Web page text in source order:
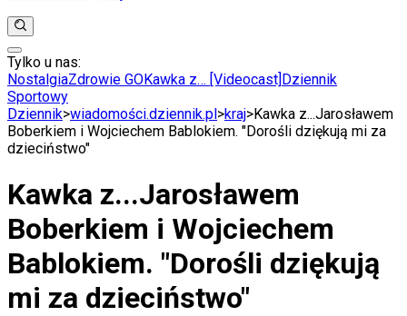
Anuluj
Wiadomości
Świat
Polityka
Nauka
Gospodarka
Aktualności
Emerytury
Finanse
Praca
Podatki
Twoje finanse
Finanse
Tylko u nas:
NostalgiaZdrowie GOKawka z… [Videocast] Dziennik
Sportowy
Dziennik>wiadomości.dziennik.pl >kraj>Kawka z...Jarosławem
Boberkiem i Wojciechem Bablokiem. "Dorośli dziękują mi za
dzieciństwo"
Kawka z...Jarosławem
Boberkiem i Wojciechem
Bablokiem. "Dorośli dziękują
mi za dzieciństwo"